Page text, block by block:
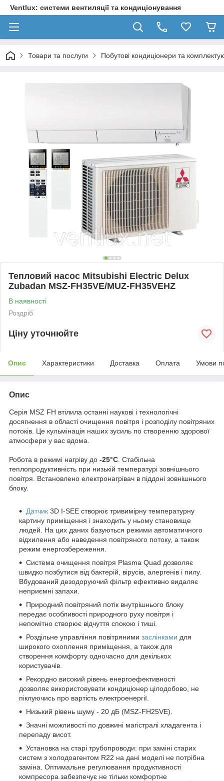
Ventlux: системи вентиляції та кондиціонування
Товари та послуги Побутові кондиціонери та
Тепловий насос Mitsubishi Electric Delux
Zubadan MSZ-FH35VE/MUZ-FH35VEHZ
В наявності
Роздріб
Ціну уточнюйте
Опис Характеристики Доставка Оплата Умови
Опис
Серія MSZ FH втілила останні наукові і технологічні
досягнення в області очищення повітря і розподілу повітряних
потоків. Це кульмінація наших зусиль по створенню здорової
атмосфери у вас вдома.
Робота в режимі нагріву до -25°С . Стабільна
теплопродуктивність при низькій температурі зовнішнього
повітря. Встановлено електронагрівач в піддоні зовнішнього
блоку.
Датчик 3D I-SEE створює тривимірну температурну
картину приміщення і знаходить у ньому становище
людей. На цих даних базуються режими автоматичного
відхилення або наведення повітряного потоку, а також
режим енергозбереження.
Система очищення повітря Plasma Quad дозволяє
швидко позбутися від бактерій, вірусів, алергенів і пилу.
Вбудований дезодоруючий фільтр ефективно видаляє
неприємні запахи.
Природний повітряний потік внутрішнього блоку
передає особливості природного руху повітря і
непомітно створює відчуття спокою і тиші.
Роздільне управління повітряними заслінками для
широкого охоплення приміщення, а також для
створення комфорту одночасно для декількох
користувачів.
Рекордно високий рівень енергоефективності
дозволяє використовувати кондиціонер цілодобово, не
піклуючись про вартість електроенергії.
Низький рівень шуму - 20 дБ (MSZ-FH25VE).
Значні можливості по довжині магістралі хладагента і
перепаду висот.
Установка на старі трубопроводи: при заміні старих
систем з холодоагентом R22 на дані моделі не потрібна
заміна. Оптимальне регулювання продуктивності
компресора забезпечує не тільки комфортне